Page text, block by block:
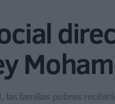
las familias pobres